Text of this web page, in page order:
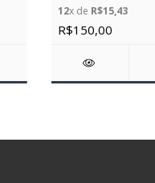
12x de R$15,43
R$150,00